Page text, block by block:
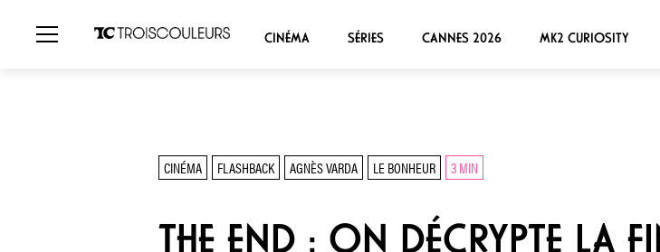
CINÉMA SÉRIES CANNES 2026 MK2 CURIOSITY
CINÉMA FLASHBACK AGNÈS VARDA LE BONHEUR 3 MIN
THE END : ON DÉCRYPTE LA